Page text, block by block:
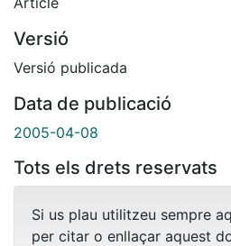
Versió
Versió publicada
Data de publicació
2005-04-08
Tots els drets reservats
Si us plau utilitzeu sempre
per citar o enllaçar aquest